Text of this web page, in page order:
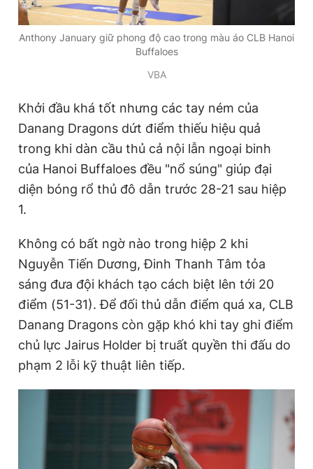
Đặt báo Quảng cáo RSS Tòa soạn Chính sách bảo
Tổng biên tập: Nguyễn Ngọc Toàn
Phó tổng biên tập: Lâm Hiếu Dũng
Giấy phép xuất bản số 110/GP - BTTTT cấp ngày 24.3.2020
© 2003-2026 Bản quyền thuộc về Báo Thanh Niên. Cấm sao
chép dưới mọi hình thức nếu không có sự chấp thuận bằng văn
bản. Phát triển bởi ePi Technologies, JSC.
Anthony January giữ phong độ cao trong màu áo CLB Hanoi
Buffaloes
VBA
Khởi đầu khá tốt nhưng các tay ném của
Danang Dragons dứt điểm thiếu hiệu quả
trong khi dàn cầu thủ cả nội lẫn ngoại binh
của Hanoi Buffaloes đều "nổ súng" giúp đại
diện bóng rổ thủ đô dẫn trước 28-21 sau hiệp
1.
Không có bất ngờ nào trong hiệp 2 khi
Nguyễn Tiến Dương, Đinh Thanh Tâm tỏa
sáng đưa đội khách tạo cách biệt lên tới 20
điểm (51-31). Để đối thủ dẫn điểm quá xa, CLB
Danang Dragons còn gặp khó khi tay ghi điểm
chủ lực Jairus Holder bị truất quyền thi đấu do
phạm 2 lỗi kỹ thuật liên tiếp.